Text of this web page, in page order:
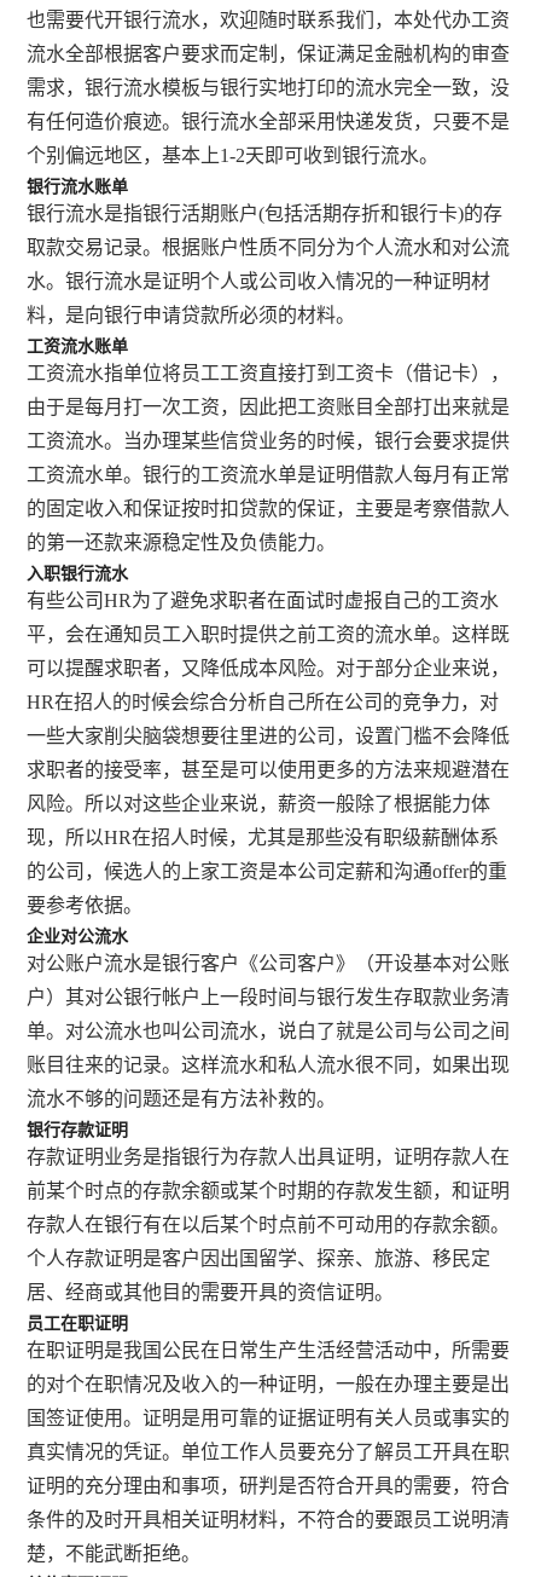
也需要代开银行流水，欢迎随时联系我们，本处代办工资
流水全部根据客户要求而定制，保证满足金融机构的审查
需求，银行流水模板与银行实地打印的流水完全一致，没
有任何造价痕迹。银行流水全部采用快递发货，只要不是
个别偏远地区，基本上1-2天即可收到银行流水。
银行流水账单
银行流水是指银行活期账户(包括活期存折和银行卡)的存
取款交易记录。根据账户性质不同分为个人流水和对公流
水。银行流水是证明个人或公司收入情况的一种证明材
料，是向银行申请贷款所必须的材料。
工资流水账单
工资流水指单位将员工工资直接打到工资卡（借记卡），
由于是每月打一次工资，因此把工资账目全部打出来就是
工资流水。当办理某些信贷业务的时候，银行会要求提供
工资流水单。银行的工资流水单是证明借款人每月有正常
的固定收入和保证按时扣贷款的保证，主要是考察借款人
的第一还款来源稳定性及负债能力。
入职银行流水
有些公司HR为了避免求职者在面试时虚报自己的工资水
平，会在通知员工入职时提供之前工资的流水单。这样既
可以提醒求职者，又降低成本风险。对于部分企业来说，
HR在招人的时候会综合分析自己所在公司的竞争力，对
一些大家削尖脑袋想要往里进的公司，设置门槛不会降低
求职者的接受率，甚至是可以使用更多的方法来规避潜在
风险。所以对这些企业来说，薪资一般除了根据能力体
现，所以HR在招人时候，尤其是那些没有职级薪酬体系
的公司，候选人的上家工资是本公司定薪和沟通offer的重
要参考依据。
企业对公流水
对公账户流水是银行客户《公司客户》（开设基本对公账
户）其对公银行帐户上一段时间与银行发生存取款业务清
单。对公流水也叫公司流水，说白了就是公司与公司之间
账目往来的记录。这样流水和私人流水很不同，如果出现
流水不够的问题还是有方法补救的。
银行存款证明
存款证明业务是指银行为存款人出具证明，证明存款人在
前某个时点的存款余额或某个时期的存款发生额，和证明
存款人在银行有在以后某个时点前不可动用的存款余额。
个人存款证明是客户因出国留学、探亲、旅游、移民定
居、经商或其他目的需要开具的资信证明。
员工在职证明
在职证明是我国公民在日常生产生活经营活动中，所需要
的对个在职情况及收入的一种证明，一般在办理主要是出
国签证使用。证明是用可靠的证据证明有关人员或事实的
真实情况的凭证。单位工作人员要充分了解员工开具在职
证明的充分理由和事项，研判是否符合开具的需要，符合
条件的及时开具相关证明材料，不符合的要跟员工说明清
楚，不能武断拒绝。